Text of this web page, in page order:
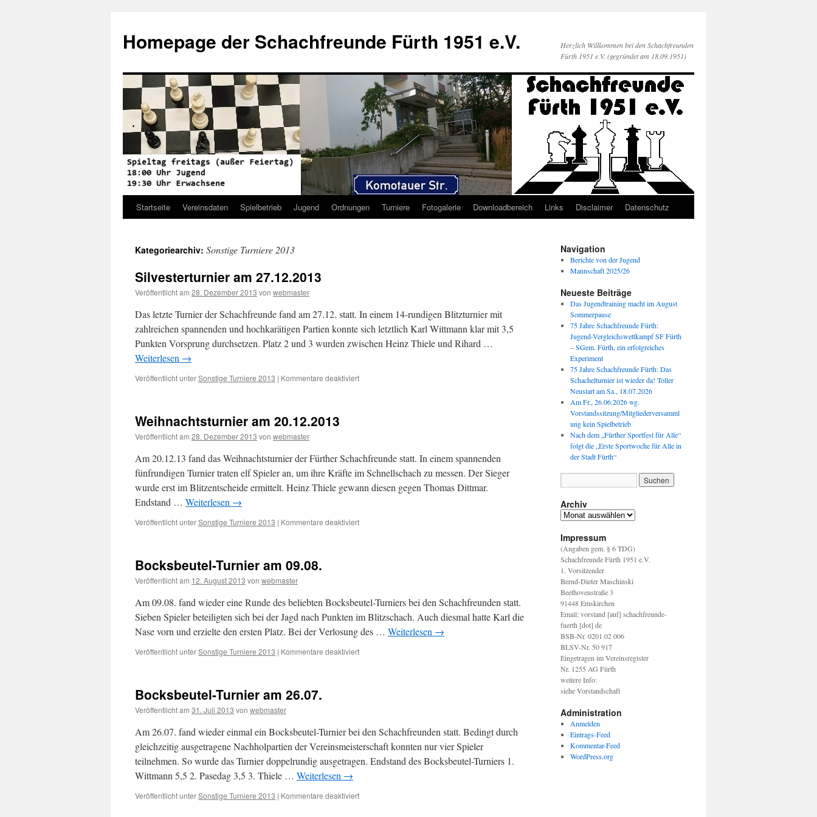
springen
Homepage der Schachfreunde Fürth 1951 e.V.
Herzlich Willkommen bei den Schachfreunden
Fürth 1951 e.V. (gegründet am 18.09.1951)
Startseite Vereinsdaten Spielbetrieb Jugend Ordnungen Turniere Fotogalerie Downloadbereich Links Disclaimer Datenschutz
Kategoriearchiv: Sonstige Turniere 2013
Silvesterturnier am 27.12.2013
Veröffentlicht am 28. Dezember 2013 von webmaster
Das letzte Turnier der Schachfreunde fand am 27.12. statt. In einem 14-rundigen Blitzturnier mit
zahlreichen spannenden und hochkarätigen Partien konnte sich letztlich Karl Wittmann klar mit 3,5
Punkten Vorsprung durchsetzen. Platz 2 und 3 wurden zwischen Heinz Thiele und Rihard …
Weiterlesen →
Veröffentlicht unterSonstige Turniere 2013 | Kommentare deaktiviertfür
Weihnachtsturnier am 20.12.2013
Veröffentlicht am 28. Dezember 2013 von webmaster
Am 20.12.13 fand das Weihnachtsturnier der Fürther Schachfreunde statt. In einem spannenden
fünfrundigen Turnier traten elf Spieler an, um ihre Kräfte im Schnellschach zu messen. Der Sieger
wurde erst im Blitzentscheide ermittelt. Heinz Thiele gewann diesen gegen Thomas Dittmar.
Endstand … Weiterlesen →
Veröffentlicht unterSonstige Turniere 2013 | Kommentare deaktiviertfür
Bocksbeutel-Turnier am 09.08.
Veröffentlicht am 12. August 2013 von webmaster
Am 09.08. fand wieder eine Runde des beliebten Bocksbeutel-Turniers bei den Schachfreunden statt.
Sieben Spieler beteiligten sich bei der Jagd nach Punkten im Blitzschach. Auch diesmal hatte Karl die
Nase vorn und erzielte den ersten Platz. Bei der Verlosung des … Weiterlesen →
Veröffentlicht unterSonstige Turniere 2013 | Kommentare deaktiviertfür
Bocksbeutel-Turnier am 26.07.
Veröffentlicht am 31. Juli 2013 von webmaster
Am 26.07. fand wieder einmal ein Bocksbeutel-Turnier bei den Schachfreunden statt. Bedingt durch
gleichzeitig ausgetragene Nachholpartien der Vereinsmeisterschaft konnten nur vier Spieler
teilnehmen. So wurde das Turnier doppelrundig ausgetragen. Endstand des Bocksbeutel-Turniers 1.
Wittmann 5,5 2. Pasedag 3,5 3. Thiele … Weiterlesen →
Veröffentlicht unterSonstige Turniere 2013 | Kommentare deaktiviertfür
Navigation
Berichte von der Jugend
Mannschaft 2025/26
Neueste Beiträge
Das Jugendtraining macht im August
Sommerpause
75 Jahre Schachfreunde Fürth:
Jugend-Vergleichswettkampf SF Fürth
– SGem. Fürth, ein erfolgreiches
Experiment
75 Jahre Schachfreunde Fürth: Das
Schachelturnier ist wieder da! Toller
Neustart am Sa., 18.07.2026
Am Fr., 26.06.2026 wg.
Vorstandssitzung/Mitgliederversamml
ung kein Spielbetrieb
Nach dem „Fürther Sportfest für Alle“
folgt die „Erste Sportwoche für Alle in
der Stadt Fürth“
Archiv
Archiv
Impressum
(Angaben gem. § 6 TDG)
Schachfreunde Fürth 1951 e.V.
1. Vorsitzender
Bernd-Dieter Maschinski
Beethovenstraße 3
91448 Emskirchen
Email: vorstand [auf] schachfreunde-
fuerth [dot] de
BSB-Nr. 0201 02 006
BLSV-Nr. 50 917
Eingetragen im Vereinsregister
Nr. 1255 AG Fürth
weitere Info:
siehe Vorstandschaft
Administration
Anmelden
Eintrags-Feed
Kommentar-Feed
WordPress.org